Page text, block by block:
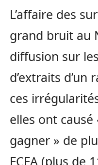
L’affaire des
grand bruit au
diffusion sur
d’extraits d’un
ces
elles ont
gagner » de
FCFA (plus de